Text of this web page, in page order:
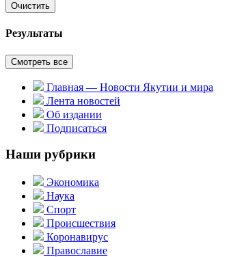
Очистить
Результаты
Смотреть все
Главная — Новости Якутии и мира
Лента новостей
Об издании
Подписаться
Наши рубрики
Экономика
Наука
Спорт
Происшествия
Коронавирус
Православие